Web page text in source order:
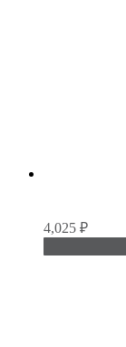
4,025 ₽